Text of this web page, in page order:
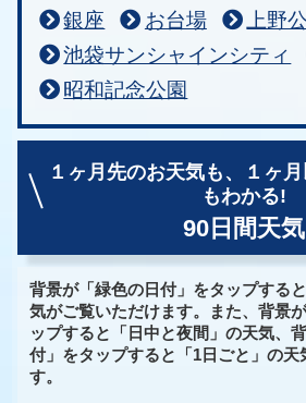
銀座
お台場
上野
池袋サンシャインシティ
昭和記念公園
１ヶ月先のお天気も、
１ヶ
もわかる!
90日間天気
背景が「緑色の日付」をタップする
気がご覧いただけます。また、背景
ップすると「日中と夜間」の天気、
付」をタップすると「1日ごと」の天
す。